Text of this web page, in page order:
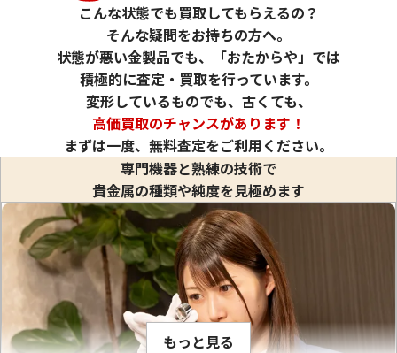
こんな状態でも買取してもらえるの？
そんな疑問をお持ちの方へ。
状態が悪い金製品でも、「おたからや」では
積極的に査定・買取を行っています。
変形しているものでも、古くても、
高価買取のチャンスがあります！
まずは一度、無料査定をご利用ください。
専門機器と熟練の技術で
貴金属の種類や純度を見極めます
もっと見る